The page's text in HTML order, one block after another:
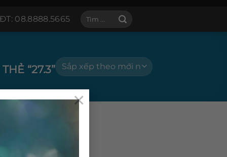
×
ĐT: 08.8888.5665
Tìm
“27.3”